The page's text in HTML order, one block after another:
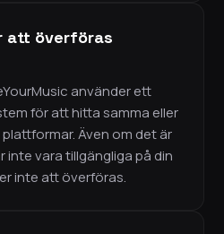
att överföras
använder ett
för att hitta samma eller
Även om det är
inte vara tillgängliga på din
inte att överföras.